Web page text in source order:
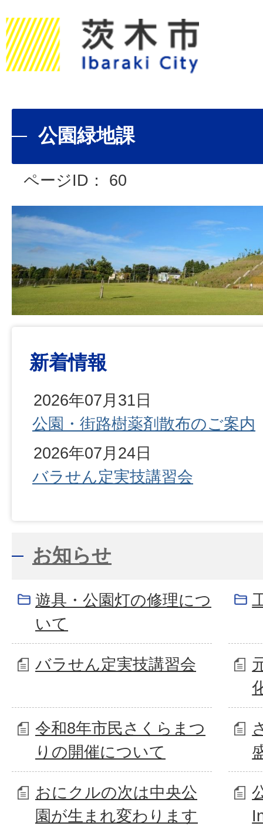
公園緑地課
ページID： 60
新着情報
2026年07月31日
公園・街路樹薬剤散布のご案内
2026年07月24日
バラせん定実技講習会
お知らせ
遊具・公園灯の修理につ
いて
バラせん定実技講習会
令和8年市民さくらまつ
りの開催について
おにクルの次は中央公
園が生まれ変わります